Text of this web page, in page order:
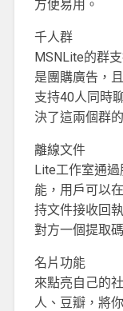
方便易用。
千人群
MSNLite的群
是團購廣告，
支持40人同時
決了這兩個群
離線文件
Lite工作室通
能，用戶可以
持文件接收回
對方一個提取
名片功能
來點亮自己的
人、豆瓣，將